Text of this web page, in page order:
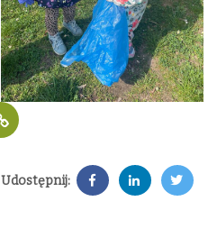
Udostępnij: